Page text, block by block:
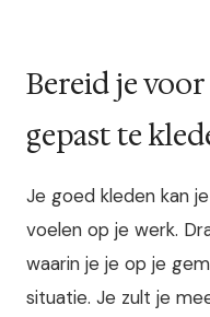
Bereid je
gepast te
Je goed kleden kan
voelen op je werk.
waarin je je op je
situatie. Je zult je